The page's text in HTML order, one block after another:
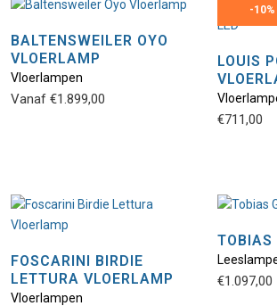
BALTENSWEILER OYO
VLOERLAMP
Vloerlampen
Vanaf €1.899,00
-10%
LOUIS
€711,00
FOSCARINI BIRDIE
LETTURA VLOERLAMP
Vloerlampen
TOBIAS
€1.097,00